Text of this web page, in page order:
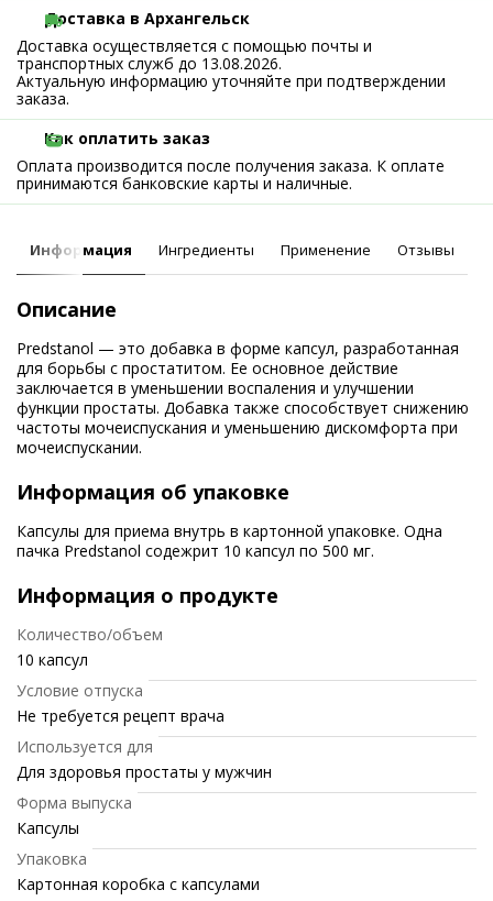
Доставка в Архангельск
Доставка осуществляется с помощью почты и
транспортных служб до 13.08.2026.
Актуальную информацию уточняйте при подтверждении
заказа.
Как оплатить заказ
Оплата производится после получения заказа. К оплате
принимаются банковские карты и наличные.
Информация Ингредиенты Применение Отзывы
Описание
Predstanol — это добавка в форме капсул, разработанная
для борьбы с простатитом. Ее основное действие
заключается в уменьшении воспаления и улучшении
функции простаты. Добавка также способствует снижению
частоты мочеиспускания и уменьшению дискомфорта при
мочеиспускании.
Информация об упаковке
Капсулы для приема внутрь в картонной упаковке. Одна
пачка Predstanol содежрит 10 капсул по 500 мг.
Информация о продукте
Количество/объем
10 капсул
Условие отпуска
Не требуется рецепт врача
Используется для
Для здоровья простаты у мужчин
Форма выпуска
Капсулы
Упаковка
Картонная коробка с капсулами